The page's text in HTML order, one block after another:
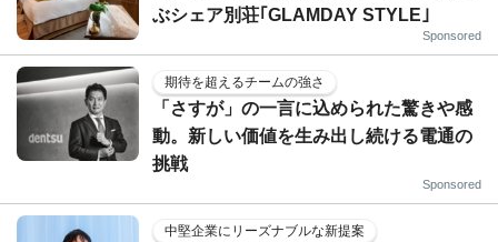
ぶシェア別荘｢GLAMDAY STYLE｣
Sponsored
期待を超えるチームの強さ
「さすが」の一言に込められた驚きや感
動。新しい価値を生み出し続ける電通の
挑戦
Sponsored
中堅企業にリーズナブルな新提案